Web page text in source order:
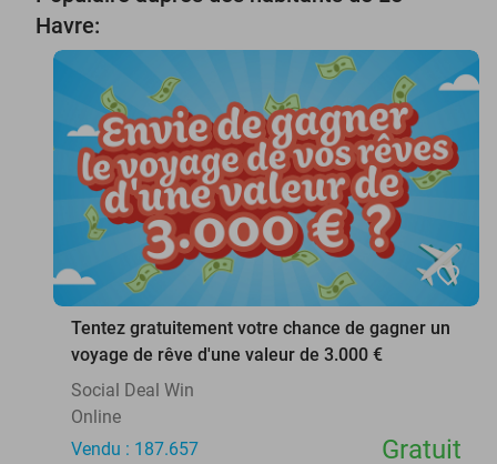
Havre:
favorite_border
Tentez gratuitement votre chance de gagner un
voyage de rêve d'une valeur de 3.000 €
Social Deal Win
Online
Vendu : 187.657
Gratuit